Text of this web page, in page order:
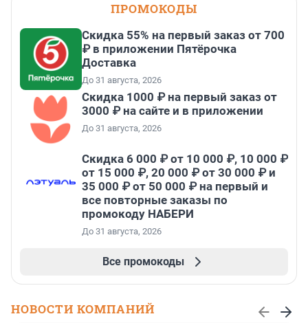
ПРОМОКОДЫ
Скидка 55% на первый заказ от 700
₽ в приложении Пятёрочка
Доставка
До 31 августа, 2026
Скидка 1000 ₽ на первый заказ от
3000 ₽ на сайте и в приложении
До 31 августа, 2026
Скидка 6 000 ₽ от 10 000 ₽, 10 000 ₽
от 15 000 ₽, 20 000 ₽ от 30 000 ₽ и
35 000 ₽ от 50 000 ₽ на первый и
все повторные заказы по
промокоду НАБЕРИ
До 31 августа, 2026
Все промокоды
НОВОСТИ КОМПАНИЙ